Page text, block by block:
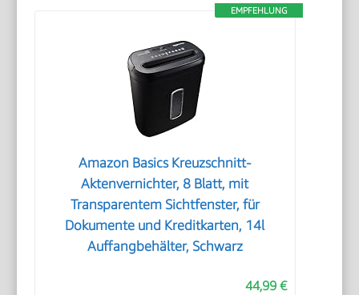
EMPFEHLUNG
Amazon Basics Kreuzschnitt-
Aktenvernichter, 8 Blatt, mit
Transparentem Sichtfenster, für
Dokumente und Kreditkarten, 14l
Auffangbehälter, Schwarz
44,99 €